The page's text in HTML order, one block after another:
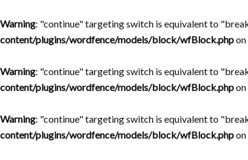
Warning: "continue" targeting switch is equivalent to
content/plugins/wordfence/models/block/wfBlock.phpon
Warning: "continue" targeting switch is equivalent to
content/plugins/wordfence/models/block/wfBlock.phpon
Warning: "continue" targeting switch is equivalent to
content/plugins/wordfence/models/block/wfBlock.phpon